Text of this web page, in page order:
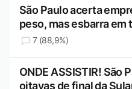
São Paulo acerta
peso, mas esbarra em
7 (88,9%)
ONDE ASSISTIR! São
oitavas de final da